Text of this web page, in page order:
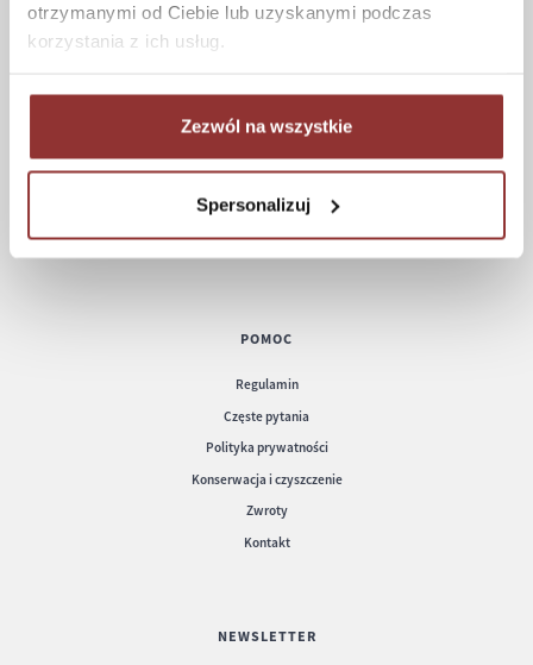
otrzymanymi od Ciebie lub uzyskanymi podczas
korzystania z ich usług.
Zezwól na wszystkie
Spersonalizuj
Jak kupować
Czas realizacji zamówienia
Formy płatności
POMOC
Regulamin
Częste pytania
Polityka prywatności
Konserwacja i czyszczenie
Zwroty
Kontakt
NEWSLETTER